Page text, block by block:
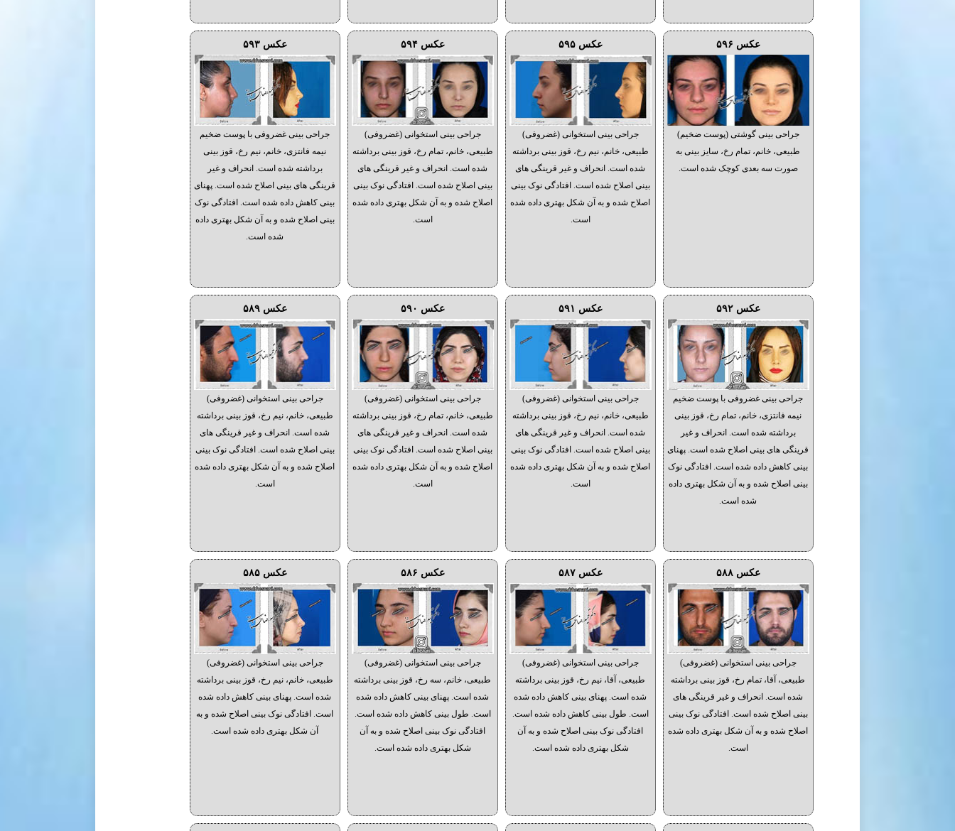
عکس ۵۹۶
جراحی بینی گوشتی (پوست ضخیم)
طبیعی، خانم، تمام رخ، سایز بینی به
صورت سه بعدی کوچک شده است.
عکس ۵۹۵
جراحی بینی استخوانی (غضروفی)
طبیعی، خانم، نیم رخ، قوز بینی برداشته
شده است. انحراف و غیر قرینگی های
بینی اصلاح شده است. افتادگی نوک بینی
اصلاح شده و به آن شکل بهتری داده شده
است.
عکس ۵۹۴
جراحی بینی استخوانی (غضروفی)
طبیعی، خانم، تمام رخ، قوز بینی برداشته
شده است. انحراف و غیر قرینگی های
بینی اصلاح شده است. افتادگی نوک بینی
اصلاح شده و به آن شکل بهتری داده شده
است.
عکس ۵۹۳
جراحی بینی غضروفی با پوست ضخیم
نیمه فانتزی، خانم، نیم رخ، قوز بینی
برداشته شده است. انحراف و غیر
قرینگی های بینی اصلاح شده است. پهنای
بینی کاهش داده شده است. افتادگی نوک
بینی اصلاح شده و به آن شکل بهتری داده
شده است.
عکس ۵۹۲
جراحی بینی غضروفی با پوست ضخیم
نیمه فانتزی، خانم، تمام رخ، قوز بینی
برداشته شده است. انحراف و غیر
قرینگی های بینی اصلاح شده است. پهنای
بینی کاهش داده شده است. افتادگی نوک
بینی اصلاح شده و به آن شکل بهتری داده
شده است.
عکس ۵۹۱
جراحی بینی استخوانی (غضروفی)
طبیعی، خانم، نیم رخ، قوز بینی برداشته
شده است. انحراف و غیر قرینگی های
بینی اصلاح شده است. افتادگی نوک بینی
اصلاح شده و به آن شکل بهتری داده شده
است.
عکس ۵۹۰
جراحی بینی استخوانی (غضروفی)
طبیعی، خانم، تمام رخ، قوز بینی برداشته
شده است. انحراف و غیر قرینگی های
بینی اصلاح شده است. افتادگی نوک بینی
اصلاح شده و به آن شکل بهتری داده شده
است.
عکس ۵۸۹
جراحی بینی استخوانی (غضروفی)
طبیعی، خانم، نیم رخ، قوز بینی برداشته
شده است. انحراف و غیر قرینگی های
بینی اصلاح شده است. افتادگی نوک بینی
اصلاح شده و به آن شکل بهتری داده شده
است.
عکس ۵۸۸
جراحی بینی استخوانی (غضروفی)
طبیعی، آقا، تمام رخ، قوز بینی برداشته
شده است. انحراف و غیر قرینگی های
بینی اصلاح شده است. افتادگی نوک بینی
اصلاح شده و به آن شکل بهتری داده شده
است.
عکس ۵۸۷
جراحی بینی استخوانی (غضروفی)
طبیعی، آقا، نیم رخ، قوز بینی برداشته
شده است. پهنای بینی کاهش داده شده
است. طول بینی کاهش داده شده است.
افتادگی نوک بینی اصلاح شده و به آن
شکل بهتری داده شده است.
عکس ۵۸۶
جراحی بینی استخوانی (غضروفی)
طبیعی، خانم، سه رخ، قوز بینی برداشته
شده است. پهنای بینی کاهش داده شده
است. طول بینی کاهش داده شده است.
افتادگی نوک بینی اصلاح شده و به آن
شکل بهتری داده شده است.
عکس ۵۸۵
جراحی بینی استخوانی (غضروفی)
طبیعی، خانم، نیم رخ، قوز بینی برداشته
شده است. پهنای بینی کاهش داده شده
است. افتادگی نوک بینی اصلاح شده و به
آن شکل بهتری داده شده است.